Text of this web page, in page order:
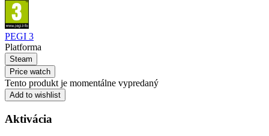
PEGI 3
Platforma
Steam
Price watch
Tento produkt je momentálne vypredaný
Add to wishlist
Aktivácia